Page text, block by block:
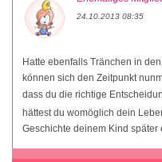
24.10.2013 08:35
Hatte ebenfalls Tränchen in
können sich den Zeitpunkt
dass du die richtige
hättest du womöglich dein
Geschichte deinem Kind später